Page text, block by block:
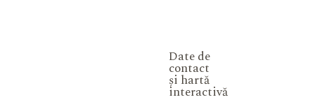
Date de
contact
și hartă
interactivă